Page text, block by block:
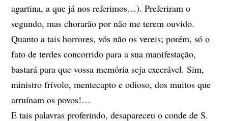
agartina, a que já nos referimos…). Preferiram o
segundo, mas chorarão por não me terem ouvido.
Quanto a tais horrores, vós não os vereis; porém, só o
fato de terdes concorrido para a sua manifestação,
bastará para que vossa memória seja execrável. Sim,
ministro frívolo, mentecapto e odioso, dos muitos que
arruínam os povos!…
E tais palavras proferindo, desapareceu o conde de S.